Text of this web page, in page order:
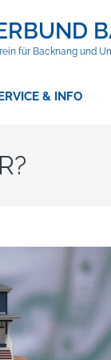
für Backnang und
& INFO